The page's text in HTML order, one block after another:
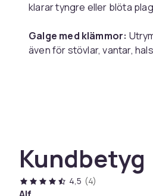
klarar tyngre eller blöta
Galge med klämmor:
även för stövlar, vantar,
Färg: Silver
Produktstorlek: 30 x 8,5 cm
Material: PVC, järn
Kundbetyg
4,5 (4)